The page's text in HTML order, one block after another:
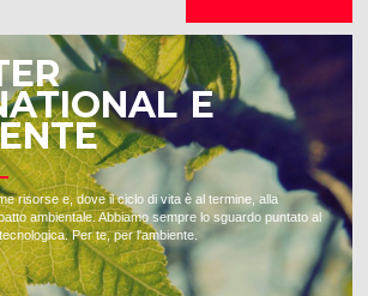
E
risorse e, dove il ciclo di vita è al termine, alla
ambientale. Abbiamo sempre lo sguardo puntato al
Per te, per l'ambiente.